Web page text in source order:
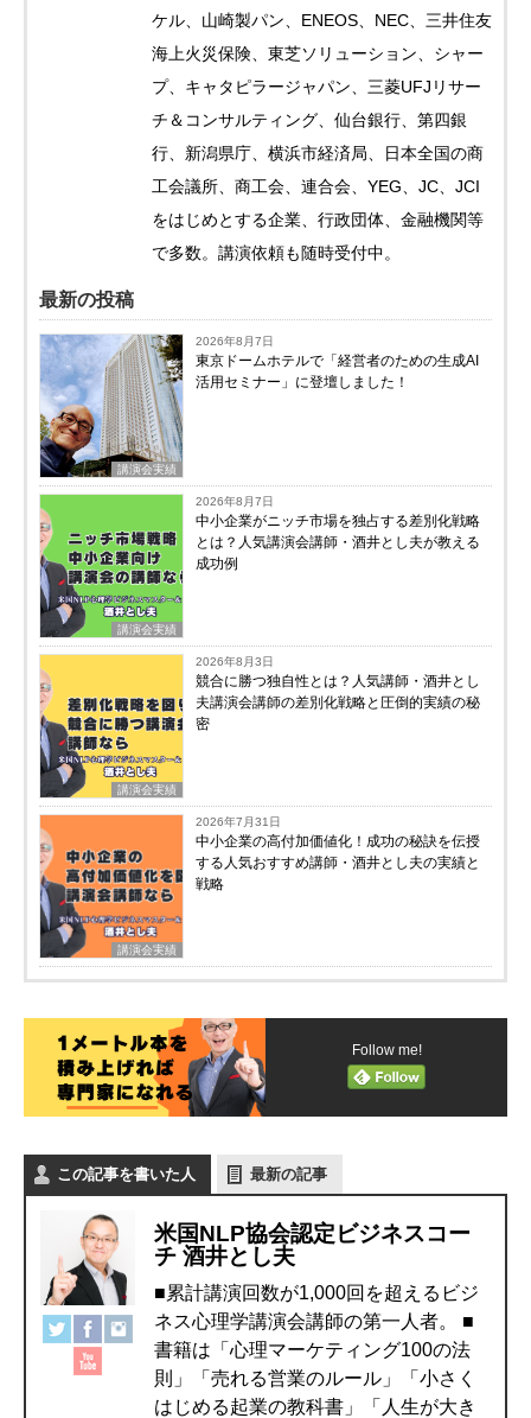
ケル、山崎製パン、ENEOS、NEC、三井住友
海上火災保険、東芝ソリューション、シャー
プ、キャタピラージャパン、三菱UFJリサー
チ＆コンサルティング、仙台銀行、第四銀
行、新潟県庁、横浜市経済局、日本全国の商
工会議所、商工会、連合会、YEG、JC、JCI
をはじめとする企業、行政団体、金融機関等
で多数。講演依頼も随時受付中。
最新の投稿
講演会実績
2026年8月7日
東京ドームホテルで「経営者のための生成AI
活用セミナー」に登壇しました！
講演会実績
2026年8月7日
中小企業がニッチ市場を独占する差別化戦略
とは？人気講演会講師・酒井とし夫が教える
成功例
講演会実績
2026年8月3日
競合に勝つ独自性とは？人気講師・酒井とし
夫講演会講師の差別化戦略と圧倒的実績の秘
密
講演会実績
2026年7月31日
中小企業の高付加価値化！成功の秘訣を伝授
する人気おすすめ講師・酒井とし夫の実績と
戦略
Follow me!
この記事を書いた人 最新の記事
米国NLP協会認定ビジネスコー
チ 酒井とし夫
■累計講演回数が1,000回を超えるビジ
ネス心理学講演会講師の第一人者。 ■
書籍は「心理マーケティング100の法
則」「売れる営業のルール」「小さく
はじめる起業の教科書」「人生が大き